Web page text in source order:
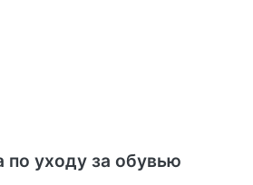
по уходу за обувью